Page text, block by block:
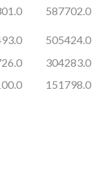
587702.0
505424.0
304283.0
151798.0